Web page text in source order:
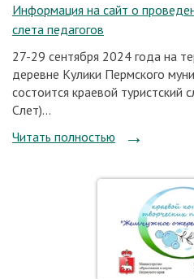
Информация на сайт о
слета педагогов
27-29 сентября 2024 года на
деревне Кулики Пермского
состоится краевой туристский
Слет)...
Читать полностью